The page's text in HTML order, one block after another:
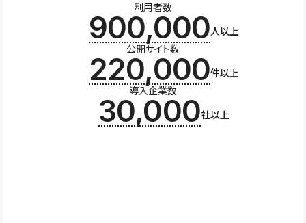
利用者数
900,000人以上
公開サイト数
220,000件以上
導入企業数
30,000社以上